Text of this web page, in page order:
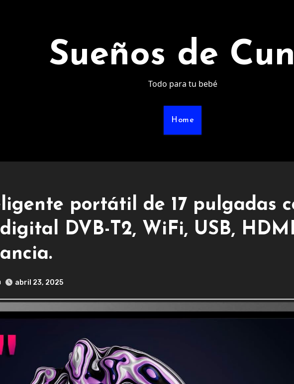
Sueños de
Todo para tu bebé
Home
portátil de 17 pulgadas
DVB-T2, WiFi, USB,
abril 23, 2025